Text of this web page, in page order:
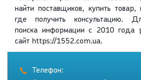
найти поставщиков, купить товар,
где получить консультацию.
поиска информации с 2010 года
сайт https://1552.com.ua.
Телефон: